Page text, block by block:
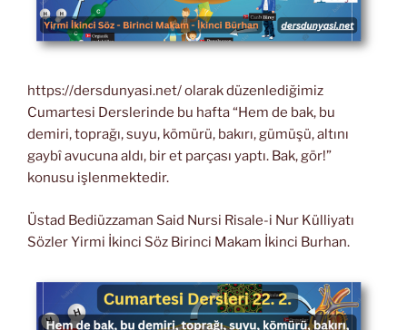
https://dersdunyasi.net/ olarak düzenlediğimiz
Cumartesi Derslerinde bu hafta “Hem de bak, bu
demiri, toprağı, suyu, kömürü, bakırı, gümüşü, altını
gaybî avucuna aldı, bir et parçası yaptı. Bak, gör!”
konusu işlenmektedir.
Üstad Bediüzzaman Said Nursi Risale-i Nur Külliyatı
Sözler Yirmi İkinci Söz Birinci Makam İkinci Burhan.